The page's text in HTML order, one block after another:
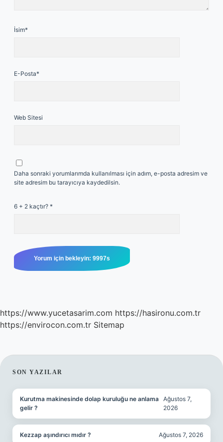
İsim*
E-Posta*
Web Sitesi
Daha sonraki yorumlarımda kullanılması için adım, e-posta adresim ve
site adresim bu tarayıcıya kaydedilsin.
6 + 2 kaçtır? *
https://www.yucetasarim.com https://hasironu.com.tr
https://envirocon.com.tr Sitemap
SIDEBAR
SON YAZILAR
Kurutma makinesinde dolap kuruluğu ne anlama
gelir ?
Ağustos 7,
2026
Kezzap aşındırıcı mıdır ? Ağustos 7, 2026